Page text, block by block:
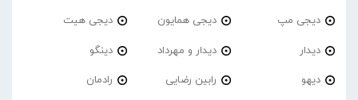
دیجی مپ دیجی همایون دیجی هیت
دیدار دیدار و مهرداد دینگو
دیهو رابین رضایی رادمان